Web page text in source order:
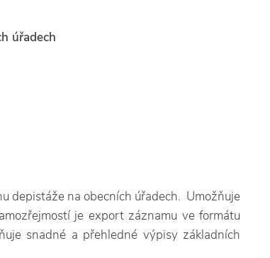
úřadech
depistáže na obecních úřadech. Umožňuje
je export záznamu ve formátu
snadné a přehledné výpisy základních